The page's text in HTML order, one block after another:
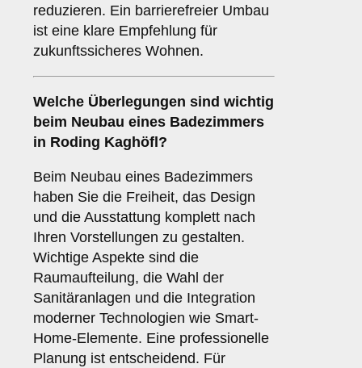
reduzieren. Ein barrierefreier Umbau
ist eine klare Empfehlung für
zukunftssicheres Wohnen.
Welche Überlegungen sind wichtig
beim Neubau eines Badezimmers
in Roding Kaghöfl?
Beim Neubau eines Badezimmers
haben Sie die Freiheit, das Design
und die Ausstattung komplett nach
Ihren Vorstellungen zu gestalten.
Wichtige Aspekte sind die
Raumaufteilung, die Wahl der
Sanitäranlagen und die Integration
moderner Technologien wie Smart-
Home-Elemente. Eine professionelle
Planung ist entscheidend. Für